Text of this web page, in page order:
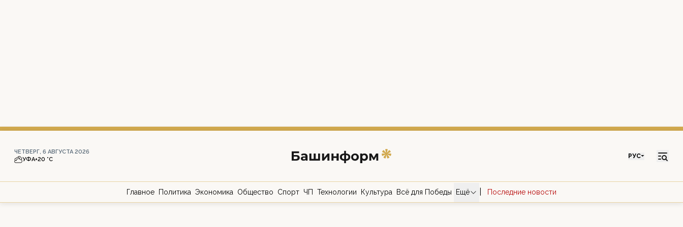
ЧЕТВЕРГ, 6 АВГУСТА 2026
УФА+20 °С РУС
Главное Политика Экономика Общество Спорт ЧП Технологии Культура Всё для Победы Ещё Последние новости